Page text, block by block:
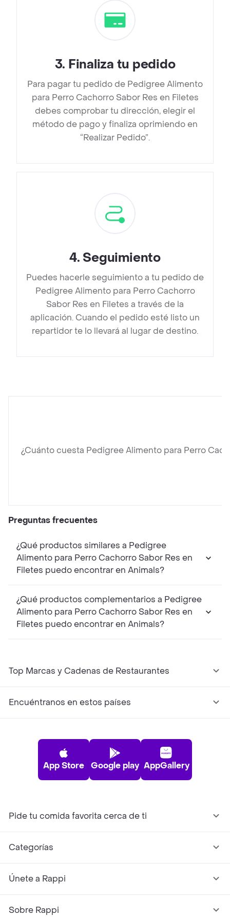
3. Finaliza tu pedido
Para pagar tu pedido de Pedigree Alimento
para Perro Cachorro Sabor Res en Filetes
debes comprobar tu dirección, elegir el
método de pago y finaliza oprimiendo en
“Realizar Pedido”.
4. Seguimiento
Puedes hacerle seguimiento a tu pedido de
Pedigree Alimento para Perro Cachorro
Sabor Res en Filetes a través de la
aplicación. Cuando el pedido esté listo un
repartidor te lo llevará al lugar de destino.
¿Cuánto cuesta Pedigree Alimento para Perro
Preguntas frecuentes
¿Qué productos similares a Pedigree
Alimento para Perro Cachorro Sabor Res en
Filetes puedo encontrar en Animals?
¿Qué productos complementarios a Pedigree
Alimento para Perro Cachorro Sabor Res en
Filetes puedo encontrar en Animals?
Top Marcas y Cadenas de Restaurantes
Encuéntranos en estos países
App Store Google play AppGallery
Pide tu comida favorita cerca de ti
Categorías
Únete a Rappi
Sobre Rappi